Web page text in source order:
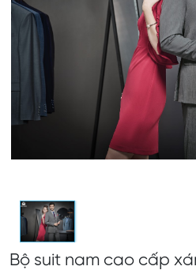
Bộ suit nam cao cấp